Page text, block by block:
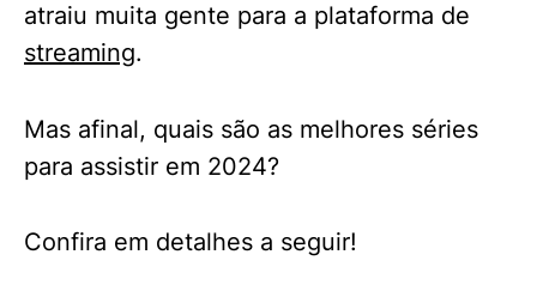
atraiu muita gente para a plataforma de
streaming.
Mas afinal, quais são as melhores séries
para assistir em 2024?
Confira em detalhes a seguir!